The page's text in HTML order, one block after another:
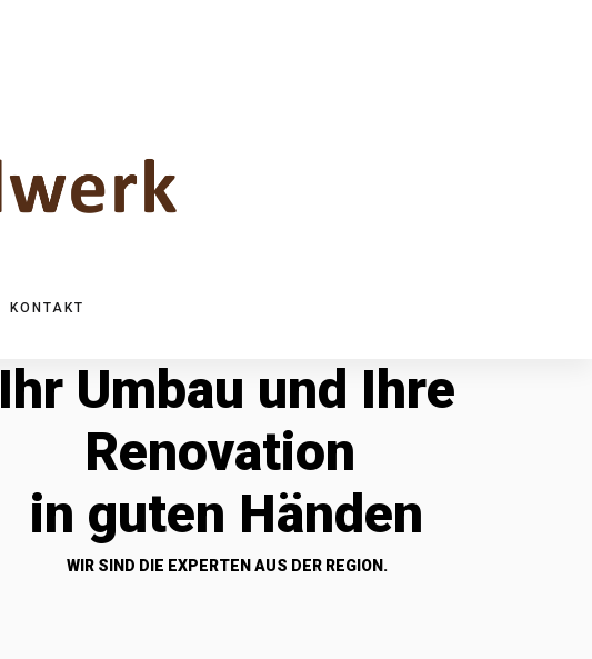
KONTAKT
Ihr Umbau und Ihre
Renovation
in guten Händen
WIR SIND DIE EXPERTEN AUS DER REGION.